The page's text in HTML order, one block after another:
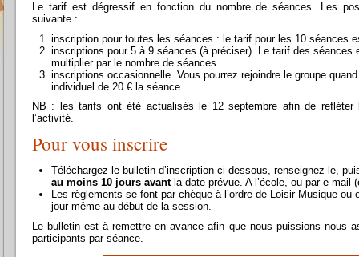
Le tarif est dégressif en fonction du nombre de séances. Les
suivante :
inscription pour toutes les séances : le tarif pour les 10 séances
inscriptions pour 5 à 9 séances (à préciser). Le tarif des séances
multiplier par le nombre de séances.
inscriptions occasionnelle. Vous pourrez rejoindre le groupe
individuel de 20 € la séance.
NB : les tarifs ont été actualisés le 12 septembre afin de refléter
l’activité.
Pour vous inscrire
Téléchargez le bulletin d’inscription ci-dessous, renseignez-le,
au moins 10 jours avantla date prévue. A l’école, ou par e-mail
Les règlements se font par chèque à l’ordre de Loisir Musique ou
jour même au début de la session.
Le bulletin est à remettre en avance afin que nous puissions nous
participants par séance.